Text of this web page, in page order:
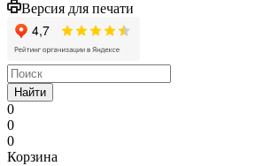
Версия для печати
Найти
0
0
0
Корзина